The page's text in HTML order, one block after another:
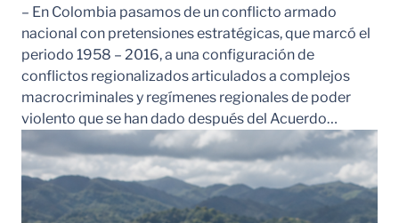
– En Colombia pasamos de un conflicto armado
nacional con pretensiones estratégicas, que marcó el
periodo 1958 – 2016, a una configuración de
conflictos regionalizados articulados a complejos
macrocriminales y regímenes regionales de poder
violento que se han dado después del Acuerdo…